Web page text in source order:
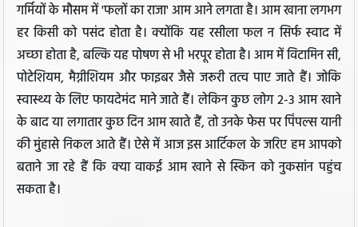
गर्मियों के मौसम में 'फलों का राजा' आम आने लगता है। आम खाना लगभग
हर किसी को पसंद होता है। क्योंकि यह रसीला फल न सिर्फ स्वाद में
अच्छा होता है, बल्कि यह पोषण से भी भरपूर होता है। आम में विटामिन सी,
पोटेशियम, मैग्नीशियम और फाइबर जैसे जरूरी तत्व पाए जाते हैं। जोकि
स्वास्थ्य के लिए फायदेमंद माने जाते हैं। लेकिन कुछ लोग 2-3 आम खाने
के बाद या लगातार कुछ दिन आम खाते हैं, तो उनके फेस पर पिंपल्स यानी
की मुंहासे निकल आते हैं। ऐसे में आज इस आर्टिकल के जरिए हम आपको
बताने जा रहे हैं कि क्या वाकई आम खाने से स्किन को नुकसांन पहुंच
सकता है।